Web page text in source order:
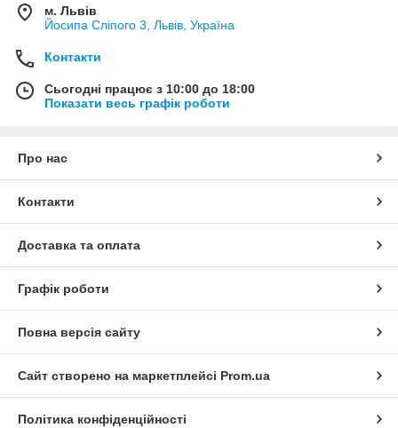
м. Львів
Йосипа Сліпого 3, Львів, Україна
Контакти
Сьогодні працює з 10:00 до 18:00
Показати весь графік роботи
Про нас
Контакти
Доставка та оплата
Графік роботи
Повна версія сайту
Сайт створено на маркетплейсі Prom.ua
Політика конфіденційності